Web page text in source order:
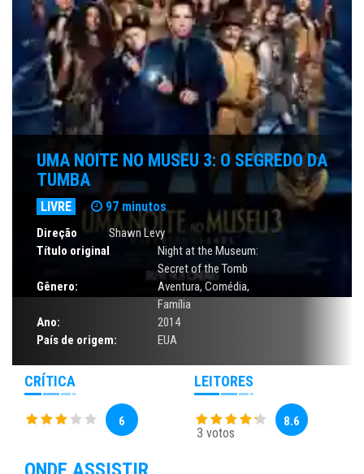
UMA NOITE NO MUSEU 3: O SEGREDO DA
TUMBA
LIVRE 97 minutos
Direção
Shawn Levy
Título original
Night at the Museum:
Secret of the Tomb
Gênero:
Aventura, Comédia,
Família
Ano:
2014
País de origem:
EUA
CRÍTICA
6
LEITORES
3 votos
8.6